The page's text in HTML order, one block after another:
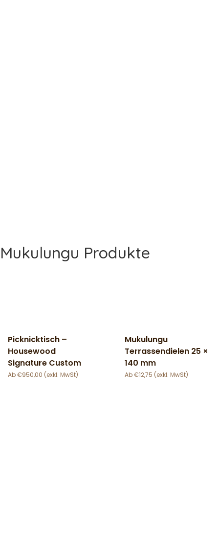
Mukulungu Produkte
Picknicktisch –
Housewood
Signature Custom
€950,00
Mukulungu
Terrassendielen 25 ×
140 mm
€12,75